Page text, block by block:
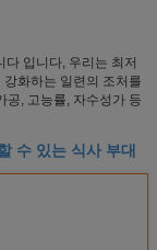
입니다, 우리는 최저
화하는 일련의 조처를
공, 고능률, 자수성가 등
수 있는 식사 부대